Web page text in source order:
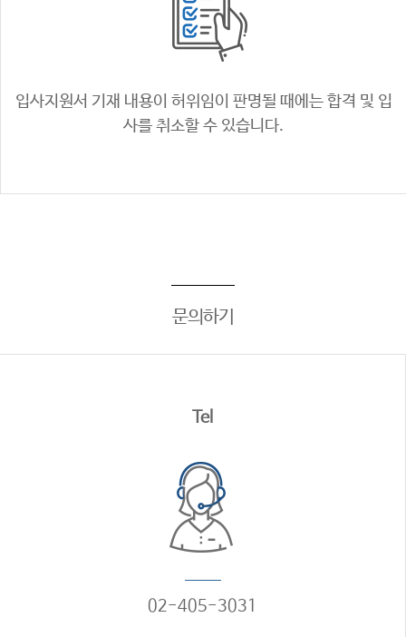
입사지원서 기재 내용이 허위임이 판명될 때에는합격 및 입
사를 취소할 수 있습니다.
문의하기
Tel
02-405-3031